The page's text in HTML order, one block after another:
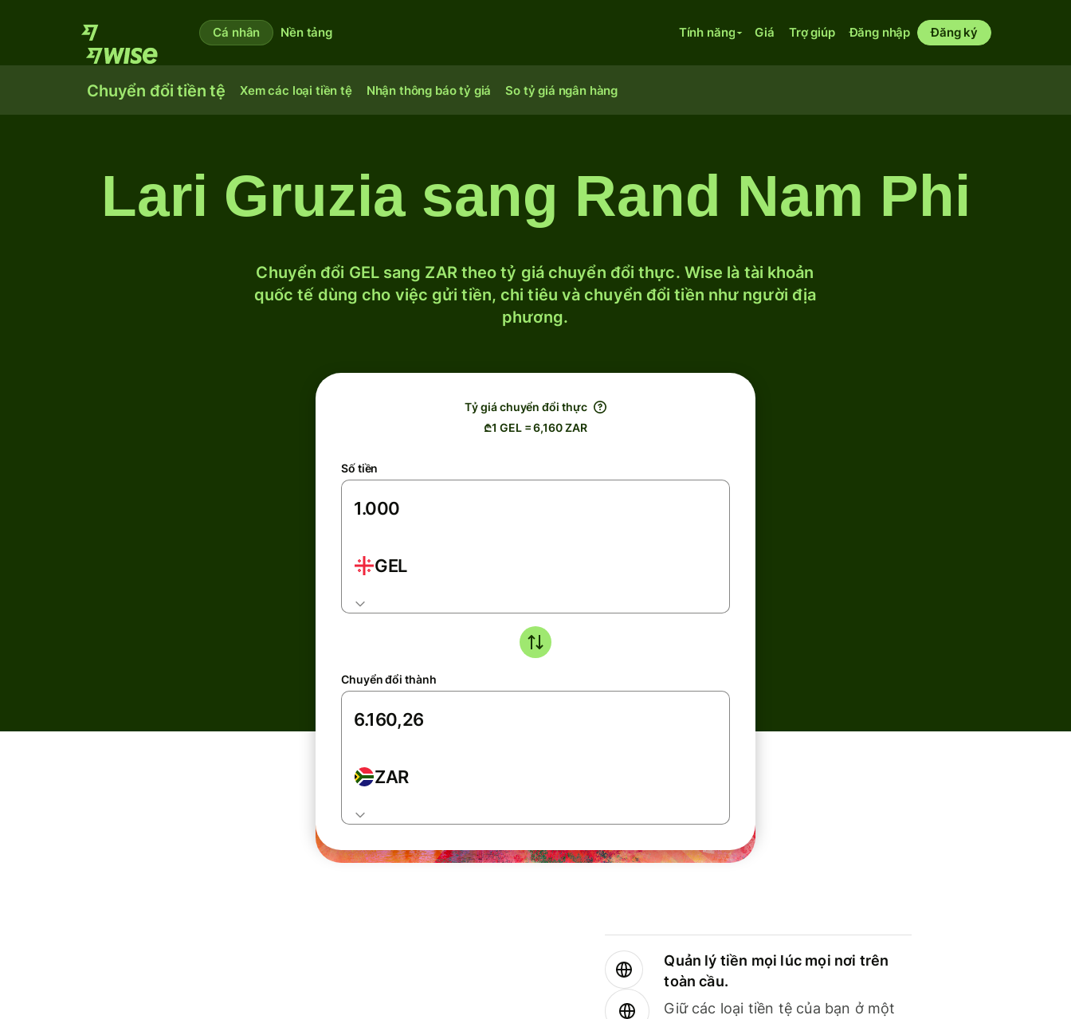
Cá nhân Nền tảng Tính năng Giá Trợ giúp Đăng nhập Đăng ký
Chuyển đổi tiền tệ Xem các loại tiền tệ Nhận thông báo tỷ giá So tỷ giá ngân hàng
Lari Gruzia sang Rand Nam Phi
Chuyển đổi GEL sang ZAR theo tỷ giá chuyển đổi thực. Wise là tài khoản
quốc tế dùng cho việc gửi tiền, chi tiêu và chuyển đổi tiền như người địa
phương.
Tỷ giá chuyển đổi thực
₾1 GEL = 6,160 ZAR
Số tiền
GEL
Chuyển đổi thành
ZAR
Quản lý tiền mọi lúc mọi nơi trên
toàn cầu.
Giữ các loại tiền tệ của bạn ở một